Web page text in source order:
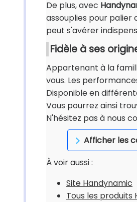
De plus, avec
assouplies pour
peut s'avérer
Fidèle à ses
Appartenant à la
vous. Les
Disponible en
Vous pourrez ainsi
N'hésitez pas à nous
Afficher les
À voir aussi :
Site Handynamic
Tous les produits